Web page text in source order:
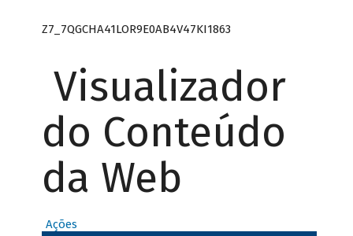
Z7_7QGCHA41LOR9E0AB4V47KI1863
Visualizador
do Conteúdo
da Web
Ações